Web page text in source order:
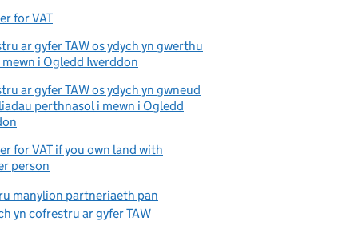
for VAT
ar gyfer TAW os ydych yn gwerthu
mewn i Ogledd Iwerddon
ar gyfer TAW os ydych yn gwneud
perthnasol i mewn i Ogledd
for VAT if you own land with
person
manylion partneriaeth pan
yn cofrestru ar gyfer TAW